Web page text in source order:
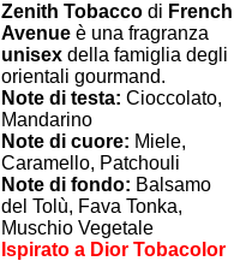
Zenith Tobacco di French
Avenue è una fragranza
unisex della famiglia degli
orientali gourmand.
Note di testa: Cioccolato,
Mandarino
Note di cuore: Miele,
Caramello, Patchouli
Note di fondo: Balsamo
del Tolù, Fava Tonka,
Muschio Vegetale
Ispirato a Dior Tobacolor